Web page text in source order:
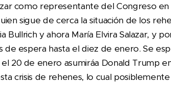
como representante del Congreso
sigue de cerca la situación de los
y ahora María Elvira Salazar, y
espera hasta el diez de enero. Se
20 de enero asumiráa Donald Trump
crisis de rehenes, lo cual